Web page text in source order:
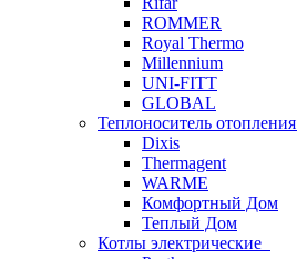
ROMMER
Royal Thermo
Millennium
UNI-FITT
GLOBAL
Теплоноситель отопления
Dixis
Thermagent
WARME
Комфортный Дом
Теплый Дом
Котлы электрические